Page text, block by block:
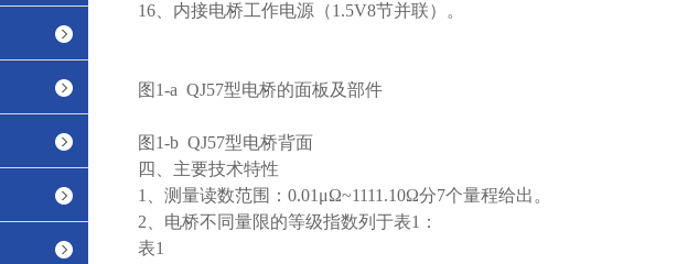
16、内接电桥工作电源（1.5V8节并联）。
图1-a QJ57型电桥的面板及部件
图1-b QJ57型电桥背面
四、 主要技术特性
1、测量读数范围：0.01μΩ~1111.10Ω分7个量程给出。
2、电桥不同量限的等级指数列于表1：
表1